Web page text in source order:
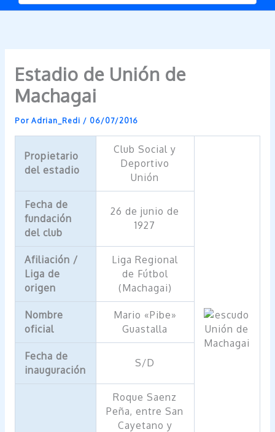
Estadio de Unión de
Machagai
Por Adrian_Redi / 06/07/2016
Propietario
del estadio
Club Social y
Deportivo
Unión
Fecha de
fundación
del club
26 de junio de
1927
Afiliación /
Liga de
origen
Liga Regional
de Fútbol
(Machagai)
Nombre
oficial
Mario «Pibe»
Guastalla
Fecha de
inauguración
S/D
Roque Saenz
Peña, entre San
Cayetano y